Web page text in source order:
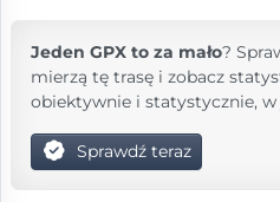
Jeden GPX to za mało?
mierzą tę trasę i zobacz
obiektywnie i statystycznie,
Sprawdź teraz